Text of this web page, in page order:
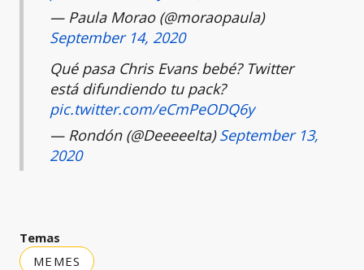
— Paula Morao (@moraopaula)
September 14, 2020
Qué pasa Chris Evans bebé? Twitter
está difundiendo tu pack?
pic.twitter.com/eCmPeODQ6y
— Rondón (@DeeeeeIta)September 13,
2020
Temas
MEMES